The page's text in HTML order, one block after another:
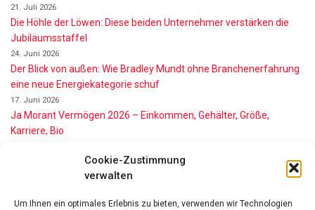
Cookie-Zustimmung
verwalten
Um Ihnen ein optimales Erlebnis zu bieten, verwenden wir Technologien
21. Juli 2026
Die Höhle der Löwen: Diese beiden Unternehmer verstärken die
Jubiläumsstaffel
24. Juni 2026
Der Blick von außen: Wie Bradley Mundt ohne Branchenerfahrung
eine neue Energiekategorie schuf
17. Juni 2026
Ja Morant Vermögen 2026 – Einkommen, Gehälter, Größe,
Karriere, Bio
Alice Walton Vermögen 2026: So reich ist die Walmart-Erbin